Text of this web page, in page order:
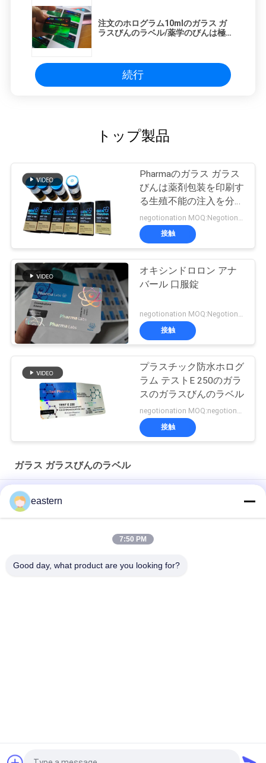
注文のホログラム10mlのガラス ガ
ラスびんのラベル/薬学のびんは極度
続行
トップ製品
Pharmaのガラス ガラス
びんは薬剤包装を印刷す
る生殖不能の注入を分類
します
接触
オキシンドロロン アナ
バール 口服錠
negotionation MOQ:Negotionation
接触
プラスチック防水ホログ
ラム テストE 250のガラ
スのガラスびんのラベル
negotionation MOQ:negotionation
接触
ガラス ガラスびんのラベル
ソマトロピン HG 176-191 2mlx10 ラベル付きガラスバイアル
フルセットのPaer Instrutionが付いているトレンアセテートバ
eastern
7:50 PM
Good day, what product are you looking for?